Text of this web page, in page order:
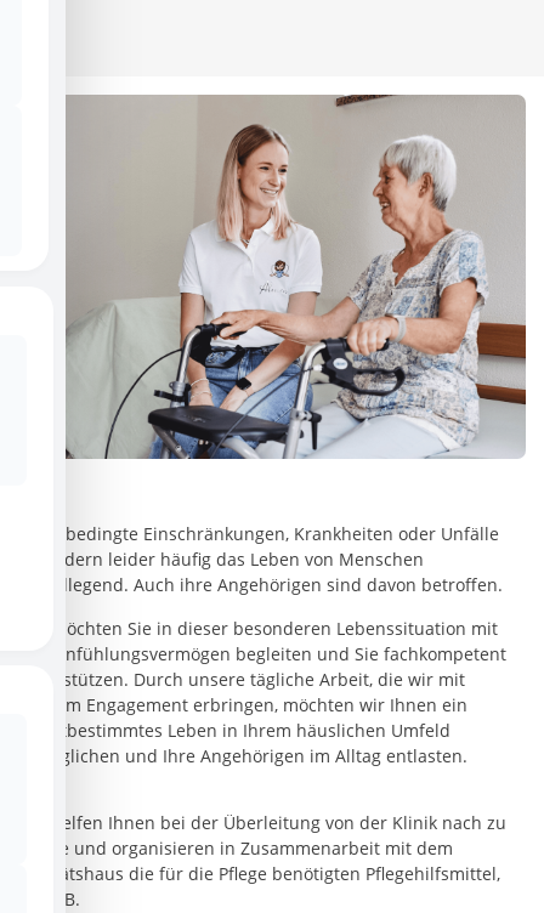
Altersbedingte Einschränkungen, Krankheiten oder Unfälle
verändern leider häufig das Leben von Menschen
grundlegend. Auch ihre Angehörigen sind davon betroffen.
Wir möchten Sie in dieser besonderen Lebenssituation mit
viel Einfühlungsvermögen begleiten und Sie fachkompetent
unterstützen. Durch unsere tägliche Arbeit, die wir mit
großem Engagement erbringen, möchten wir Ihnen ein
selbstbestimmtes Leben in Ihrem häuslichen Umfeld
ermöglichen und Ihre Angehörigen im Alltag entlasten.
Wir helfen Ihnen bei der Überleitung von der Klinik nach zu
Hause und organisieren in Zusammenarbeit mit dem
Sanitätshaus die für die Pflege benötigten Pflegehilfsmittel,
wie z.B.